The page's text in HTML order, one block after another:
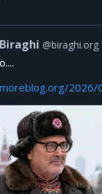
@biraghi.org
2026/